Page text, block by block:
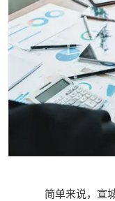
简单来说，宣城